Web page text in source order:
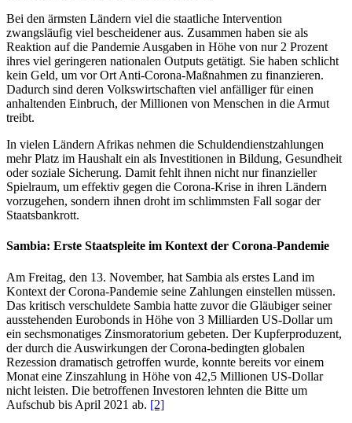
Bei den ärmsten Ländern viel die staatliche Intervention
zwangsläufig viel bescheidener aus. Zusammen haben sie als
Reaktion auf die Pandemie Ausgaben in Höhe von nur 2 Prozent
ihres viel geringeren nationalen Outputs getätigt. Sie haben schlicht
kein Geld, um vor Ort Anti-Corona-Maßnahmen zu finanzieren.
Dadurch sind deren Volkswirtschaften viel anfälliger für einen
anhaltenden Einbruch, der Millionen von Menschen in die Armut
treibt.
In vielen Ländern Afrikas nehmen die Schuldendienstzahlungen
mehr Platz im Haushalt ein als Investitionen in Bildung, Gesundheit
oder soziale Sicherung. Damit fehlt ihnen nicht nur finanzieller
Spielraum, um effektiv gegen die Corona-Krise in ihren Ländern
vorzugehen, sondern ihnen droht im schlimmsten Fall sogar der
Staatsbankrott.
Sambia: Erste Staatspleite im Kontext der Corona-Pandemie
Am Freitag, den 13. November, hat Sambia als erstes Land im
Kontext der Corona-Pandemie seine Zahlungen einstellen müssen.
Das kritisch verschuldete Sambia hatte zuvor die Gläubiger seiner
ausstehenden Eurobonds in Höhe von 3 Milliarden US-Dollar um
ein sechsmonatiges Zinsmoratorium gebeten. Der Kupferproduzent,
der durch die Auswirkungen der Corona-bedingten globalen
Rezession dramatisch getroffen wurde, konnte bereits vor einem
Monat eine Zinszahlung in Höhe von 42,5 Millionen US-Dollar
nicht leisten. Die betroffenen Investoren lehnten die Bitte um
Aufschub bis April 2021 ab. [2]